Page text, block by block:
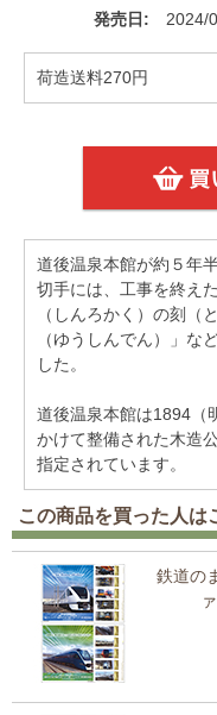
発売日
2024/
荷造送料270円
道後温泉本館が約５年
切手には、工事を終え
（しんろかく）の刻（
（ゆうしんでん）」な
した。
道後温泉本館は1894（
かけて整備された木造
指定されています。
この商品を買った人は
鉄道の